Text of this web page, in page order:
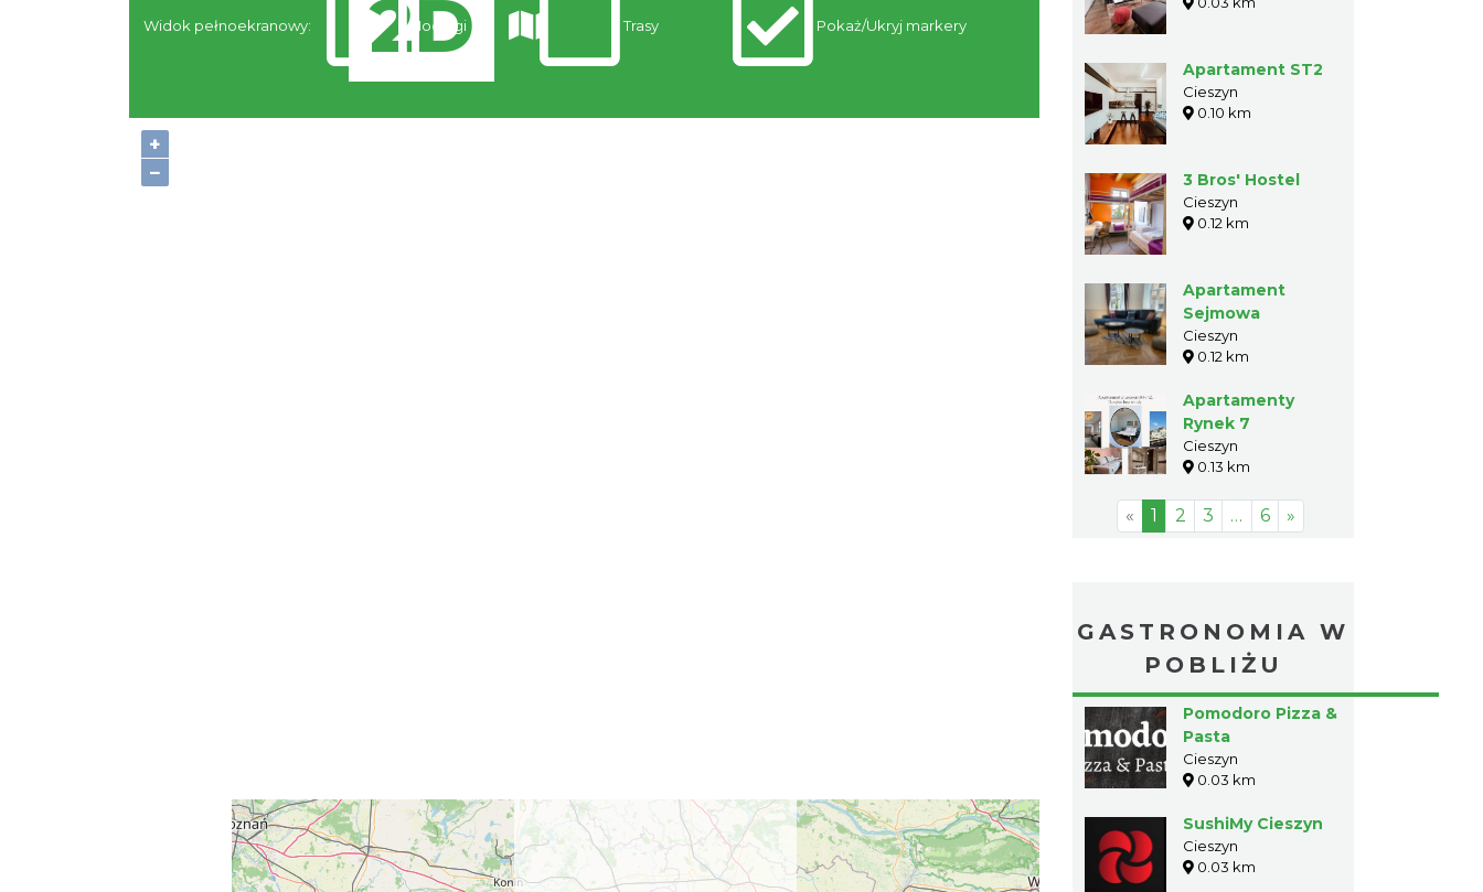
+
−
Widok pełnoekranowy: Noclegi Trasy Pokaż/Ukryj markery
Apartament ST2
Cieszyn
0.10 km
3 Bros' Hostel
Cieszyn
0.12 km
Apartament
Sejmowa
Cieszyn
0.12 km
Apartamenty
Rynek 7
Cieszyn
0.13 km
« 1 2 3 … 6 »
GASTRONOMIA W
POBLIŻU
Pomodoro Pizza &
Pasta
Cieszyn
0.03 km
SushiMy Cieszyn
Cieszyn
0.03 km